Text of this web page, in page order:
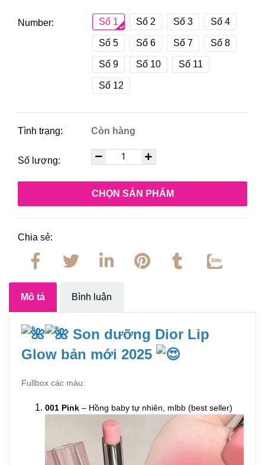
Number: Số 1 Số 2 Số 3 Số 4
Số 5 Số 6 Số 7 Số 8
Số 9 Số 10 Số 11
Số 12
Tình trạng: Còn hàng
Số lượng:
CHỌN SẢN PHẨM
Chia sẻ:
Mô tả Bình luận
Son dưỡng Dior Lip
Glow bản mới 2025
Fullbox các màu:
001 Pink – Hồng baby tự nhiên, mlbb (best seller)